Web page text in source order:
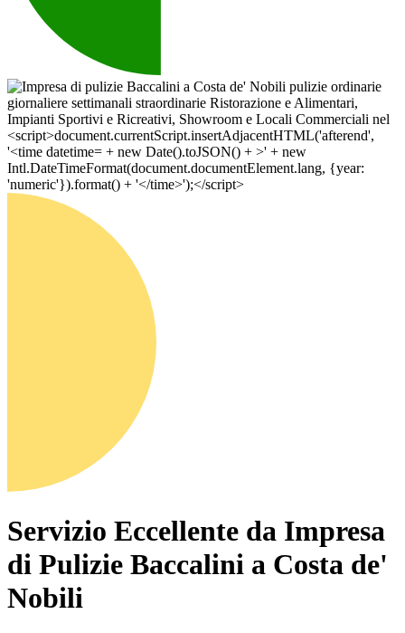
Servizio Eccellente da Impresa
di Pulizie Baccalini a Costa de'
Nobili